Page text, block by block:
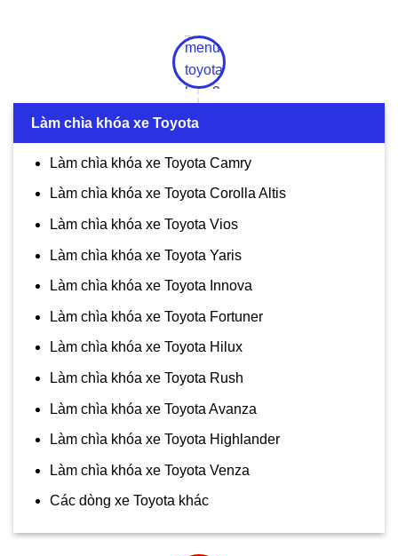
Làm chìa khóa xe Toyota
Làm chìa khóa xe Toyota Camry
Làm chìa khóa xe Toyota Corolla Altis
Làm chìa khóa xe Toyota Vios
Làm chìa khóa xe Toyota Yaris
Làm chìa khóa xe Toyota Innova
Làm chìa khóa xe Toyota Fortuner
Làm chìa khóa xe Toyota Hilux
Làm chìa khóa xe Toyota Rush
Làm chìa khóa xe Toyota Avanza
Làm chìa khóa xe Toyota Highlander
Làm chìa khóa xe Toyota Venza
Các dòng xe Toyota khác